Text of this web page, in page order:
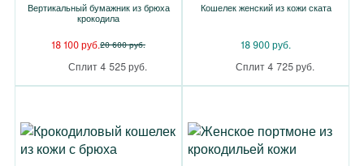
Вертикальный бумажник из брюха
крокодила
18 100 руб.20 600 руб.
Сплит 4 525 руб.
Кошелек женский из кожи ската
18 900 руб.
Сплит 4 725 руб.